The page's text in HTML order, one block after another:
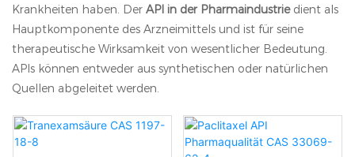
Krankheiten haben. Der API in der Pharmaindustrie dient als
Hauptkomponente des Arzneimittels und ist für seine
therapeutische Wirksamkeit von wesentlicher Bedeutung.
APIs können entweder aus synthetischen oder natürlichen
Quellen abgeleitet werden.